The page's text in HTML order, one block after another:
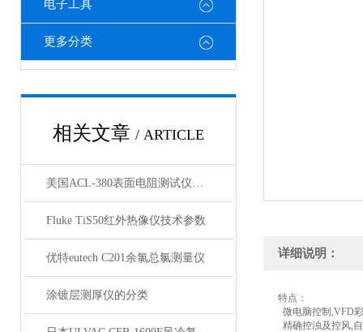
电子工具
更多分类
相关文章 / ARTICLE
美国ACL-380表面电阻测试仪：满足不同电阻测试需求
Fluke TiS50红外热像仪技术参数
优特eutech C201余氯总氯测量仪
涂镀层测厚仪的分类
详细说明：
特点：
微电脑控制,VFD
精确控浊及控风,